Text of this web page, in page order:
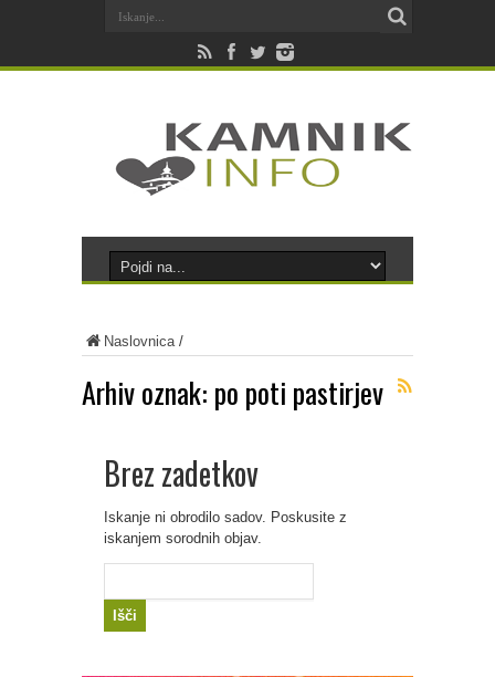
Naslovnica/
Arhiv oznak: po poti pastirjev
Brez zadetkov
Iskanje ni obrodilo sadov. Poskusite z
iskanjem sorodnih objav.